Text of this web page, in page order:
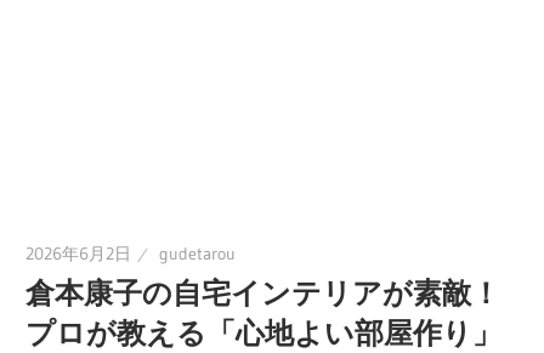
2026年6月2日 gudetarou
倉本康子の自宅インテリアが素敵！
プロが教える「心地よい部屋作り」